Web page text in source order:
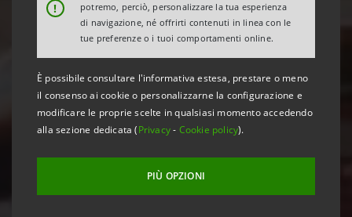
!
potremo, perciò, personalizzare la tua esperienza
di navigazione, né offrirti contenuti in linea con le
tue preferenze o i tuoi comportamenti online.
È possibile consultare l'informativa estesa, prestare o meno
il consenso ai cookie o personalizzarne la configurazione e
modificare le proprie scelte in qualsiasi momento accedendo
alla sezione dedicata (Privacy- Cookie policy).
PIÙ OPZIONI